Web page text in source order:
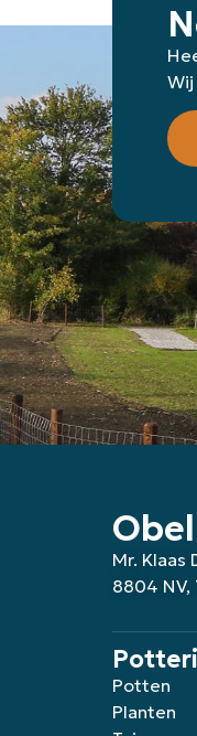
Wij
Mr. Klaas
8804 NV,
Potten
Planten